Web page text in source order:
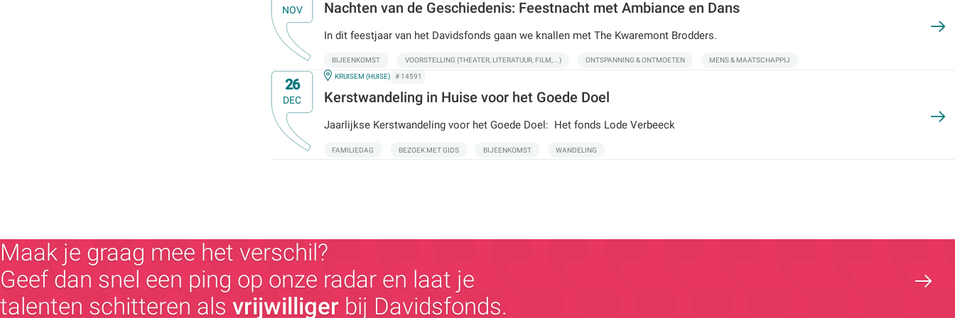
NOV Nachten van de Geschiedenis: Feestnacht met Ambiance en Dans
In dit feestjaar van het Davidsfonds gaan we knallen met The Kwaremont Brodders.
BIJEENKOMST VOORSTELLING (THEATER, LITERATUUR, FILM,...) ONTSPANNING & ONTMOETEN MENS & MAATSCHAPPIJ
Op26
DEC
IN
KRUISEM (HUISE) # 14591
Kerstwandeling in Huise voor het Goede Doel
Jaarlijkse Kerstwandeling voor het Goede Doel: Het fonds Lode Verbeeck
FAMILIEDAG BEZOEK MET GIDS BIJEENKOMST WANDELING
Maak je graag mee het verschil?
Geef dan snel een ping op onze radar en laat je
talenten schitteren als vrijwilliger bij Davidsfonds.